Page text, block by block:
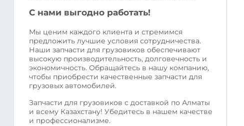
С нами выгодно работать!
Мы ценим каждого клиента и стремимся
предложить лучшие условия сотрудничества.
Наши запчасти для грузовиков обеспечивают
высокую производительность, долговечность и
экономичность. Обращайтесь в нашу компанию,
чтобы приобрести качественные запчасти для
грузовых автомобилей.
Запчасти для грузовиков с доставкой по Алматы
и всему Казахстану! Убедитесь в нашем качестве
и профессионализме.